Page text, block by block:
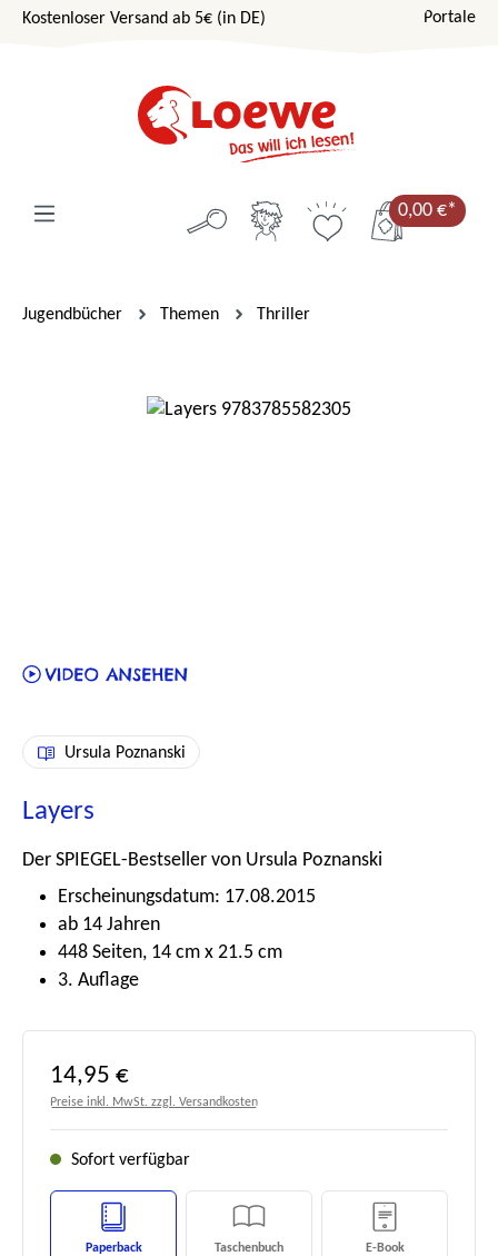
Zum Hauptinhalt springen
Kostenloser Versand ab 5€ (in DE) Portale
0,00 €*
Jugendbücher Themen Thriller
Bildergalerie überspringen
Ursula Poznanski
Layers
Der SPIEGEL-Bestseller von Ursula Poznanski
Erscheinungsdatum: 17.08.2015
ab 14 Jahren
448 Seiten, 14 cm x 21.5 cm
3. Auflage
Regulärer Preis:
14,95 €
Preise inkl. MwSt. zzgl. Versandkosten
Sofort verfügbar
Paperback Taschenbuch E-Book